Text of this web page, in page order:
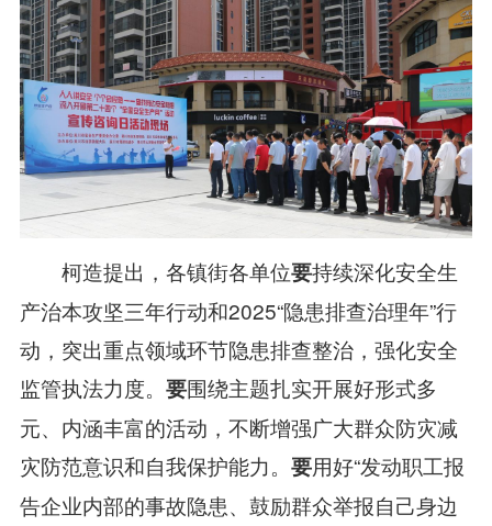
柯造提出，各镇街各单位要持续深化安全生
产治本攻坚三年行动和2025“隐患排查治理年”行
动，突出重点领域环节隐患排查整治，强化安全
监管执法力度。 要围绕主题扎实开展好形式多
元、内涵丰富的活动，不断增强广大群众防灾减
灾防范意识和自我保护能力。 要用好“发动职工报
告企业内部的事故隐患、鼓励群众举报自己身边